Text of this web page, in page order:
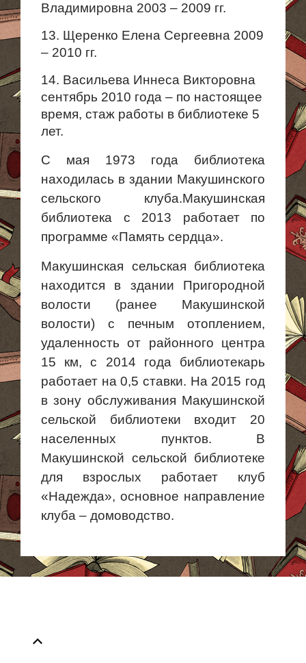
Владимировна 2003 – 2009 гг.
13. Щеренко Елена Сергеевна 2009
– 2010 гг.
14. Васильева Иннеса Викторовна
сентябрь 2010 года – по настоящее
время, стаж работы в библиотеке 5
лет.
С мая 1973 года библиотека
находилась в здании Макушинского
сельского клуба.Макушинская
библиотека с 2013 работает по
программе «Память сердца».
Макушинская сельская библиотека
находится в здании Пригородной
волости (ранее Макушинской
волости) с печным отоплением,
удаленность от районного центра
15 км, с 2014 года библиотекарь
работает на 0,5 ставки. На 2015 год
в зону обслуживания Макушинской
сельской библиотеки входит 20
населенных пунктов. В
Макушинской сельской библиотеке
для взрослых работает клуб
«Надежда», основное направление
клуба – домоводство.